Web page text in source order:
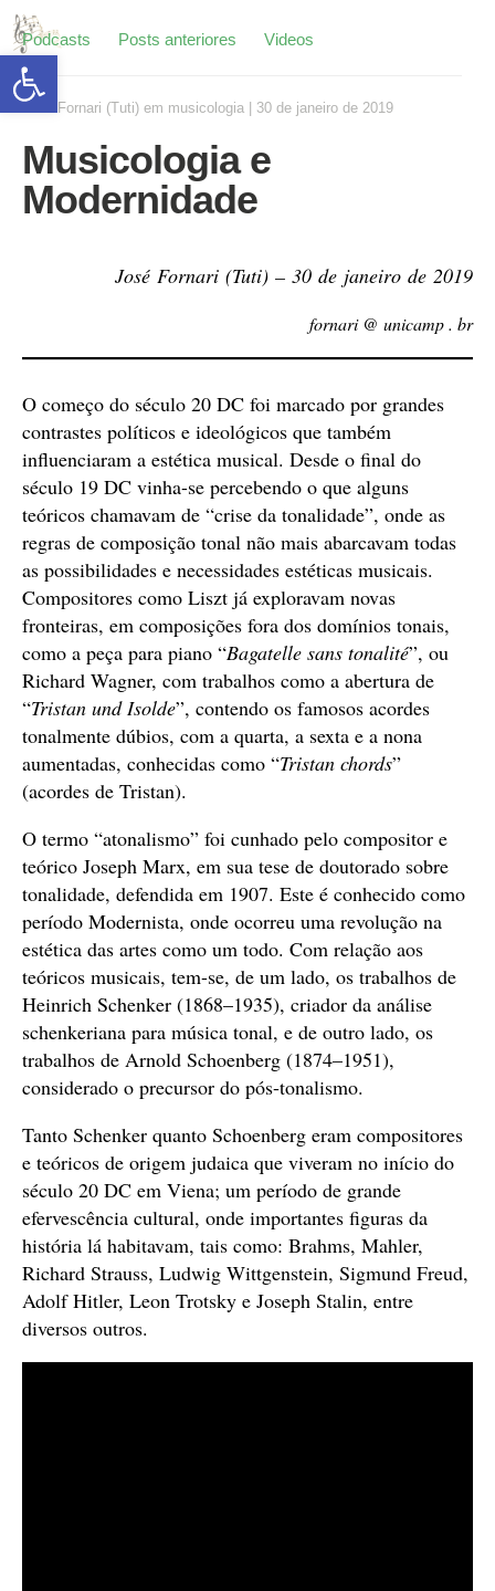
Abrir a barra de ferramentas
Podcasts Posts anteriores Videos
José Fornari (Tuti) em musicologia 30 de janeiro de 2019
Musicologia e
Modernidade
José Fornari (Tuti) – 30 de janeiro de 2019
fornari @ unicamp . br
O começo do século 20 DC foi marcado por grandes
contrastes políticos e ideológicos que também
influenciaram a estética musical. Desde o final do
século 19 DC vinha-se percebendo o que alguns
teóricos chamavam de “crise da tonalidade”, onde as
regras de composição tonal não mais abarcavam todas
as possibilidades e necessidades estéticas musicais.
Compositores como Liszt já exploravam novas
fronteiras, em composições fora dos domínios tonais,
como a peça para piano “Bagatelle sans tonalité”, ou
Richard Wagner, com trabalhos como a abertura de
“Tristan und Isolde”, contendo os famosos acordes
tonalmente dúbios, com a quarta, a sexta e a nona
aumentadas, conhecidas como “Tristan chords”
(acordes de Tristan).
O termo “atonalismo” foi cunhado pelo compositor e
teórico Joseph Marx, em sua tese de doutorado sobre
tonalidade, defendida em 1907. Este é conhecido como
período Modernista, onde ocorreu uma revolução na
estética das artes como um todo. Com relação aos
teóricos musicais, tem-se, de um lado, os trabalhos de
Heinrich Schenker (1868–1935), criador da análise
schenkeriana para música tonal, e de outro lado, os
trabalhos de Arnold Schoenberg (1874–1951),
considerado o precursor do pós-tonalismo.
Tanto Schenker quanto Schoenberg eram compositores
e teóricos de origem judaica que viveram no início do
século 20 DC em Viena; um período de grande
efervescência cultural, onde importantes figuras da
história lá habitavam, tais como: Brahms, Mahler,
Richard Strauss, Ludwig Wittgenstein, Sigmund Freud,
Adolf Hitler, Leon Trotsky e Joseph Stalin, entre
diversos outros.